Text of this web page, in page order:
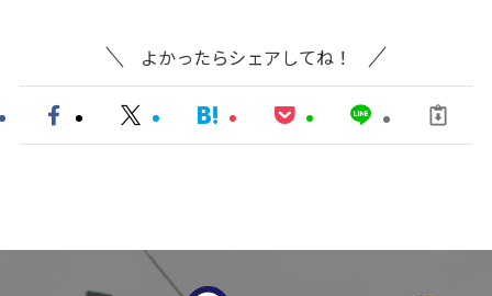
よかったらシェアしてね！